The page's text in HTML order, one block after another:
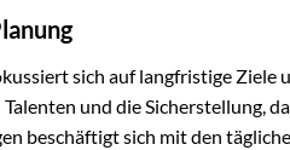
sich auf langfristige Ziele
und die Sicherstellung,
beschäftigt sich mit den